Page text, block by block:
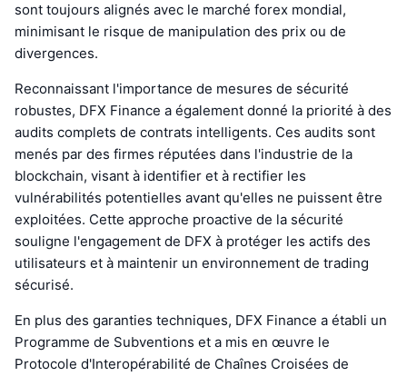
sont toujours alignés avec le marché forex mondial,
minimisant le risque de manipulation des prix ou de
divergences.
Reconnaissant l'importance de mesures de sécurité
robustes, DFX Finance a également donné la priorité à des
audits complets de contrats intelligents. Ces audits sont
menés par des firmes réputées dans l'industrie de la
blockchain, visant à identifier et à rectifier les
vulnérabilités potentielles avant qu'elles ne puissent être
exploitées. Cette approche proactive de la sécurité
souligne l'engagement de DFX à protéger les actifs des
utilisateurs et à maintenir un environnement de trading
sécurisé.
En plus des garanties techniques, DFX Finance a établi un
Programme de Subventions et a mis en œuvre le
Protocole d'Interopérabilité de Chaînes Croisées de